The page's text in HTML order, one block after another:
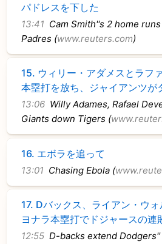
パドレスを下した
13:41 Cam Smith''s 2 home
Padres (www.reuters.com)
15. ウィリー・アダメスとラフ
本塁打を放ち、ジャイアンツが
13:06 Willy Adames, Rafael
Giants down Tigers (
16. エボラを追って
13:01 Chasing Ebola (
17. Dバックス、ライアン・ウ
ヨナラ本塁打でドジャースの連
12:55 D-backs extend Dodgers''